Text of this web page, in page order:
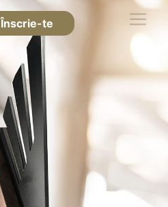
Înscrie-te